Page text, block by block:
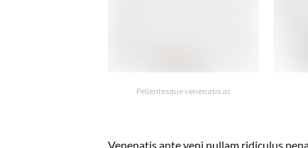
Pellentesque venenatis ac
Venenatis ante veni nullam ridiculus